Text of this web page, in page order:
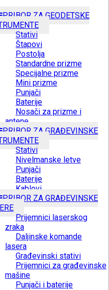
PRIBOR ZA GEODETSKE
Stativi
Štapovi
Postolja
Standardne prizme
Specijalne prizme
Mini prizme
Punjači
Baterije
Nosači za prizme i
antene
PRIBOR ZA GRAĐEVINSKE
Stativi
Nivelmanske letve
Punjači
Baterije
Kablovi
PRIBOR ZA GRAĐEVINSKE
Prijemnici laserskog
zraka
Daljinske komande
lasera
Građevinski stativi
Prijemnici za građevinske
mašine
Punjači i baterije